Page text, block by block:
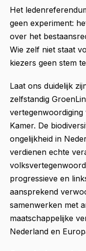
Het
geen experiment:
over het
Wie zelf niet staat
kiezers geen stem
Laat ons duidelijk
zelfstandig
vertegenwoordiging
Kamer. De
ongelijkheid in
verdienen echte
progressieve en
aansprekend
samenwerken met
maatschappelijke
Nederland en